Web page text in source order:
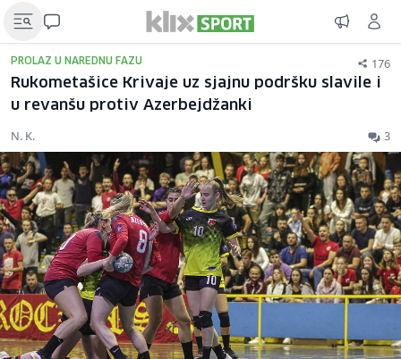
PROLAZ U NAREDNU FAZU 176
Rukometašice Krivaje uz sjajnu podršku slavile i
u revanšu protiv Azerbejdžanki
N. K. 3